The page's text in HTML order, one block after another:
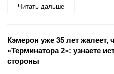
Читать дальше
Кэмерон уже 35 лет жалеет,
«Терминатора 2»: узнаете
стороны